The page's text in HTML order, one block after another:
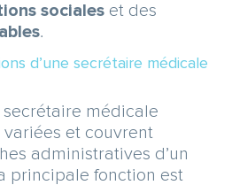
sociales et des
.
d’une secrétaire médicale
secrétaire médicale
et couvrent
administratives d’un
principale fonction est